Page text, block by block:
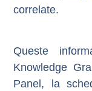
correlate.
Queste
Knowledge
Panel , la